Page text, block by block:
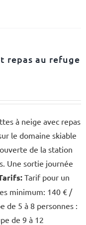
repas au refuge
à neige avec repas
le domaine skiable
de la station
Une sortie journée
Tarif pour un
minimum: 140 € /
de 5 à 8 personnes :
de 9 à 12